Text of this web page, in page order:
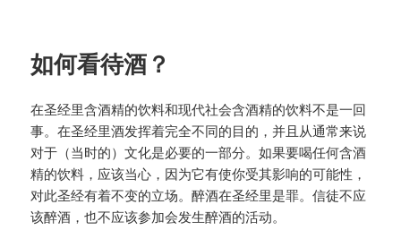
如何看待酒？
在圣经里含酒精的饮料和现代社会含酒精的饮料不是一回
事。在圣经里酒发挥着完全不同的目的，并且从通常来说
对于（当时的）文化是必要的一部分。如果要喝任何含酒
精的饮料，应该当心，因为它有使你受其影响的可能性，
对此圣经有着不变的立场。醉酒在圣经里是罪。信徒不应
该醉酒，也不应该参加会发生醉酒的活动。